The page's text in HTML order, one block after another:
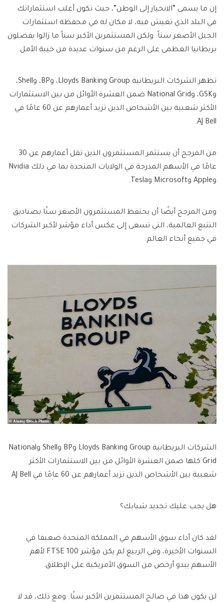
إن ما يسمى “الانحياز إلى الوطن”، حيث تكون أغلب استثماراتك
في البلد الذي تعيش فيه، لا مكان له في محفظة استثمارات
الجيل الأصغر سناً. ولكن المستثمرين الأكبر سناً ما زالوا يفضلون
بريطانيا العظمى على الرغم من سنوات عديدة من خيبة الأمل.
تظهر الشركات البريطانية Lloyds Banking Group، وBP، وShell،
وGSK، وNational Grid ضمن العشرة الأوائل من بين الاستثمارات
الأكثر شعبية بين الأشخاص الذين تزيد أعمارهم عن 60 عامًا في
AJ Bell.
من المرجح أن يستثمر المستثمرون الذين تقل أعمارهم عن 30
عامًا في الأسهم المدرجة في الولايات المتحدة بما في ذلك Nvidia
وApple وMicrosoft وTesla.
ومن المرجح أيضًا أن يحتفظ المستثمرون الأصغر سنًا بصناديق
التتبع العالمية، التي تسعى إلى عكس أداء مؤشر لأكبر الشركات
في جميع أنحاء العالم.
الشركات البريطانية Lloyds Banking Group وBP وShell وNational
Grid كلها ضمن العشرة الأوائل من بين الاستثمارات الأكثر
شعبية بين الأشخاص الذين تزيد أعمارهم عن 60 عامًا في AJ Bell
هل يجب عليك تجديد شبابك؟
لقد كان أداء سوق الأسهم في المملكة المتحدة ضعيفا في
السنوات الأخيرة، وفي الربيع لم يكن مؤشر FTSE 100 لأهم
الأسهم يبدو أرخص من السوق الأمريكية على الإطلاق.
لن يكون هذا في صالح المستثمرين الأكبر سنًا. ومع ذلك، قد لا